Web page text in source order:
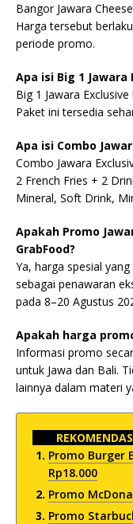
Bangor Jawara
Harga tersebut
periode promo.
Apa isi Big 1 Jawara
Big 1 Jawara
Paket ini tersedia
Apa isi Combo
Combo Jawara
2 French Fries + 2
Mineral, Soft Drink,
Apakah Promo
GrabFood?
Ya, harga spesial
sebagai penawaran
pada 8–20 Agustus
Apakah harga
Informasi promo
untuk Jawa dan Bali.
lainnya dalam materi
Promo Burger
Rp18.000
Promo
Promo